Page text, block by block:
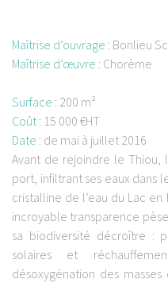
Maîtrise d’ouvrage : Bonlieu
Maîtrise d’œuvre : Chorème
Surface : 200 m²
Coût: 15 000 €HT
Date : de mai à juillet 2016
Avant de rejoindre le Thiou,
port, infiltrant ses eaux dans
cristalline de l’eau du Lac
incroyable transparence
sa biodiversité décroître :
solaires et
désoxygénation des